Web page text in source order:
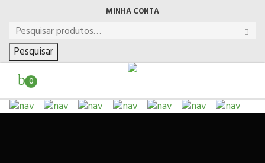
MINHA CONTA
Pesquisar
0